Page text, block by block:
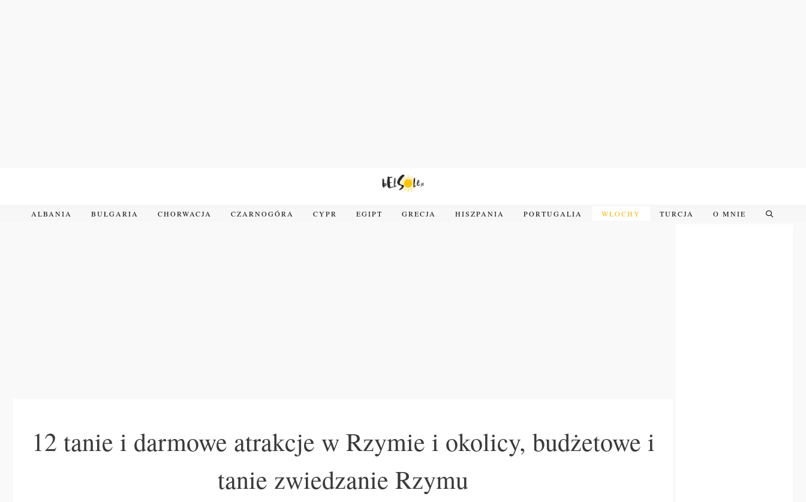
ALBANIA BUŁGARIA CHORWACJA CZARNOGÓRA CYPR EGIPT GRECJA HISZPANIA PORTUGALIA WŁOCHY TURCJA O MNIE
12 tanie i darmowe atrakcje w Rzymie i okolicy, budżetowe i
tanie zwiedzanie Rzymu